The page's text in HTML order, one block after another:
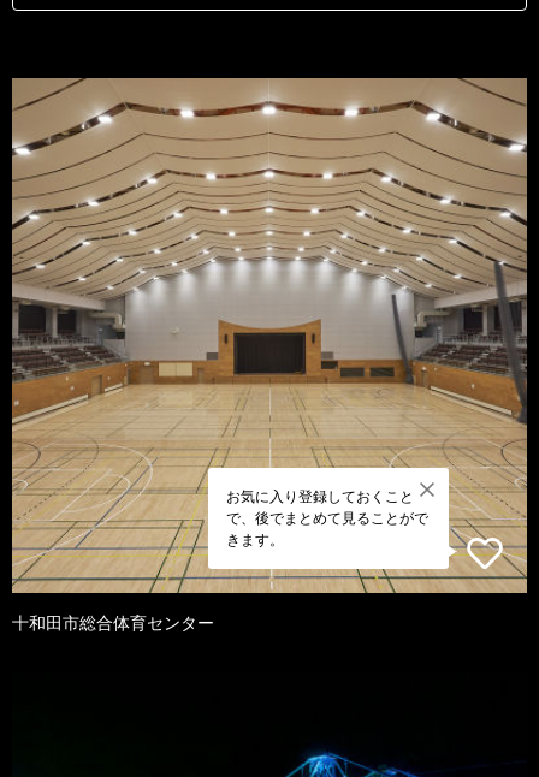
お気に入り登録しておくこと
で、後でまとめて見ることがで
きます。
十和田市総合体育センター